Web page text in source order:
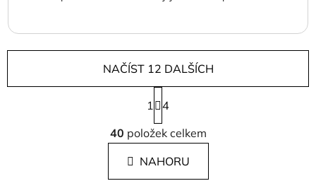
O
v
á
d
NAČÍST 12 DALŠÍCH
S
t
r
á
n
k
1
4
40 položek celkem
NAHORU